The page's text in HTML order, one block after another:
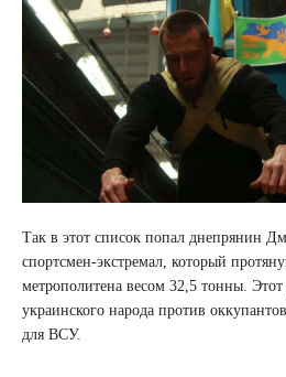
Так в этот список попал днепрянин
спортсмен-экстремал, который
метрополитена весом 32,5 тонны. Этот
украинского народа против
для ВСУ.